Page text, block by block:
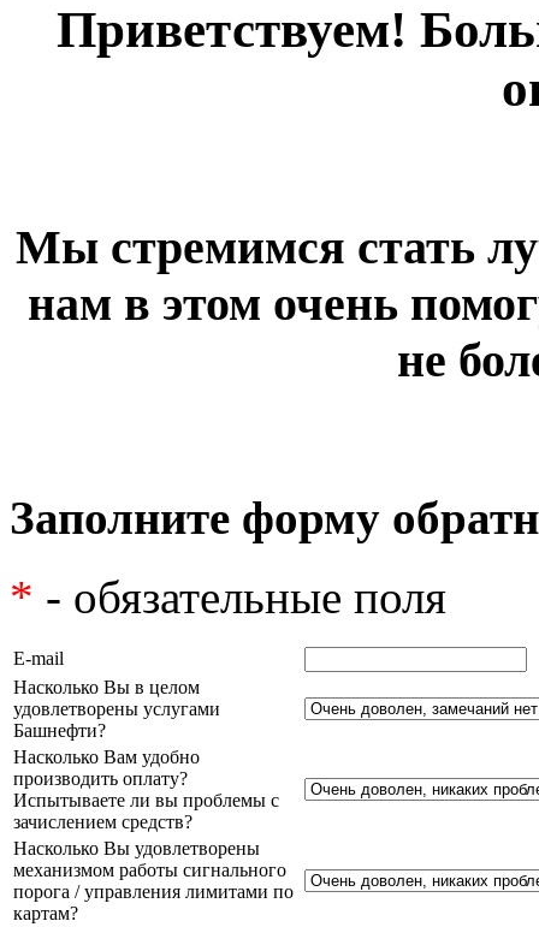
Приветствуем!
Мы стремимся стать
нам в этом очень
не
Заполните форму
* - обязательные поля
E-mail
Насколько Вы в целом
удовлетворены услугами
Башнефти?
Насколько Вам удобно
производить оплату?
Испытываете ли вы проблемы с
зачислением средств?
Насколько Вы удовлетворены
механизмом работы сигнального
порога / управления лимитами по
картам?